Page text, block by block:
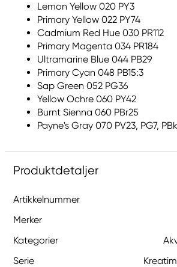
Lemon Yellow 020 PY3
Primary Yellow 022 PY74
Cadmium Red Hue 030 PR112
Primary Magenta 034 PR184
Ultramarine Blue 044 PB29
Primary Cyan 048 PB15:3
Sap Green 052 PG36
Yellow Ochre 060 PY42
Burnt Sienna 060 PBr25
Payne's Gray 070 PV23, PG7,
Produktdetaljer
Artikkelnummer
Merker
Kategorier
Serie